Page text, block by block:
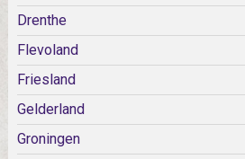
Drenthe
Flevoland
Friesland
Gelderland
Groningen